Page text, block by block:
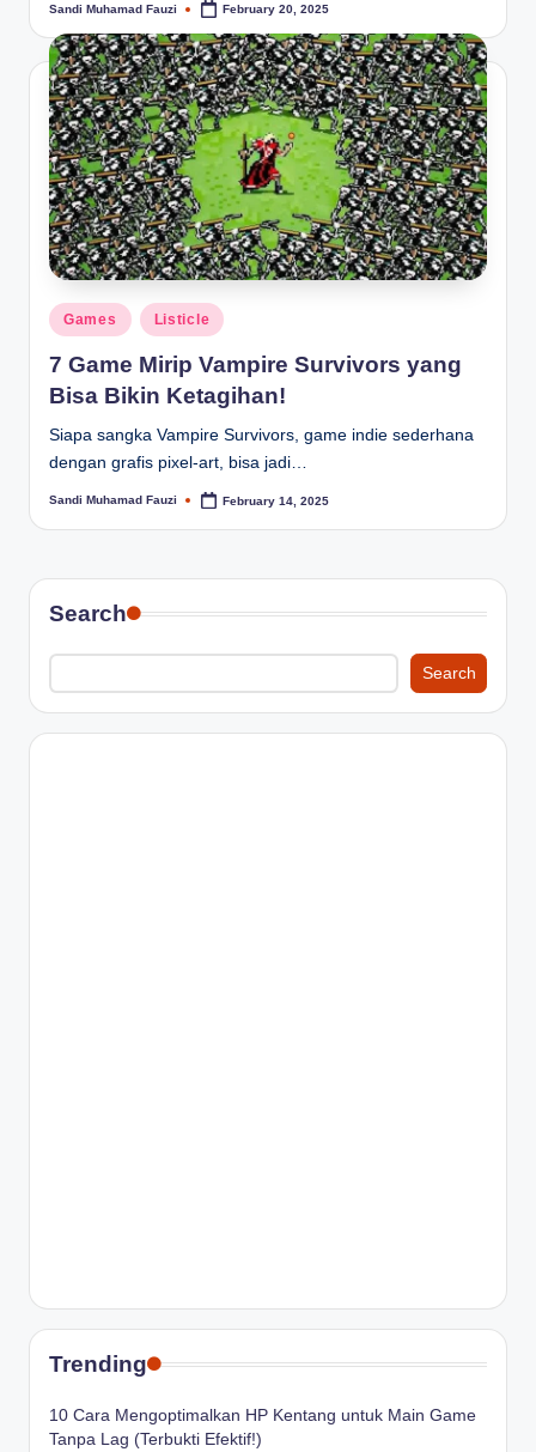
Posted
Sandi Muhamad Fauzi February 20, 2025
Posted
in
Games Listicle
7 Game Mirip Vampire Survivors yang
Bisa Bikin Ketagihan!
Siapa sangka Vampire Survivors, game indie sederhana
dengan grafis pixel-art, bisa jadi…
Posted
Sandi Muhamad Fauzi February 14, 2025
Search
Search
Trending
10 Cara Mengoptimalkan HP Kentang untuk Main Game
Tanpa Lag (Terbukti Efektif!)